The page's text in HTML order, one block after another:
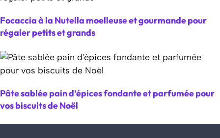
Focaccia à la Nutella moelleuse et gourmande pour
régaler petits et grands
Pâte sablée pain d’épices fondante et parfumée pour
vos biscuits de Noël